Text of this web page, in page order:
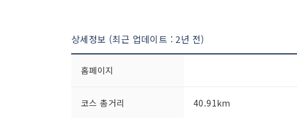
상세정보 (최근 업데이트 : 2년 전)
홈페이지
코스 총거리 40.91km